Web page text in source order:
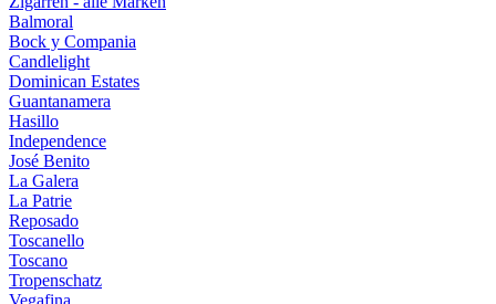
Balmoral
Bock y Compania
Candlelight
Dominican Estates
Guantanamera
Hasillo
Independence
José Benito
La Galera
La Patrie
Reposado
Toscanello
Toscano
Tropenschatz
Vegafina